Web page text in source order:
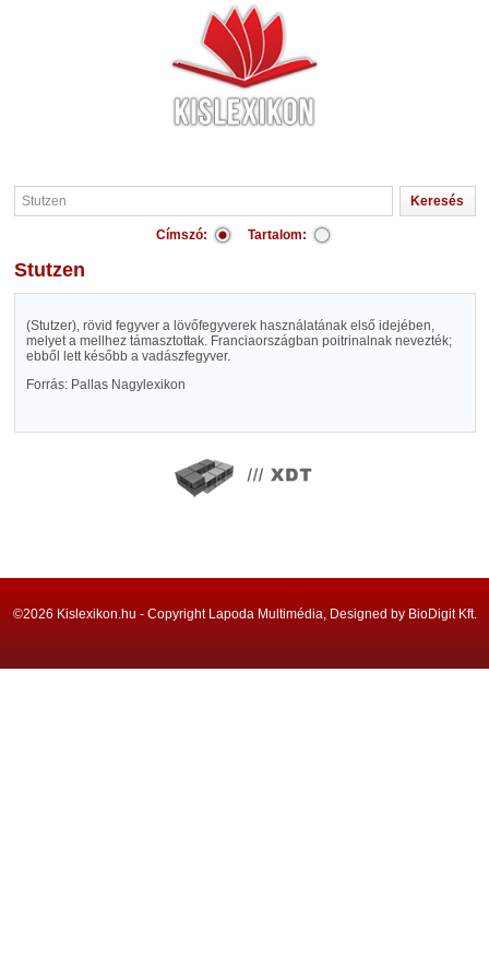
Címszó: Tartalom:
Stutzen
(Stutzer), rövid fegyver a lövőfegyverek használatának első idejében,
melyet a mellhez támasztottak. Franciaországban poitrinalnak nevezték;
ebből lett később a vadászfegyver.
Forrás: Pallas Nagylexikon
©2026 Kislexikon.hu - Copyright Lapoda Multimédia, Designed by BioDigit Kft.